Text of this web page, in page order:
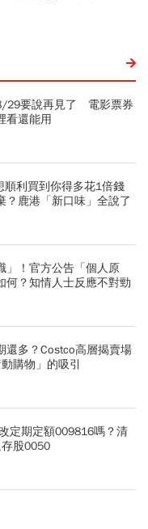
29要說再見了 電影票券
看還能用
順利買到你得多花1倍錢
？鹿港「新口味」全說了
」！官方公告「個人原
？知情人士反應不對勁
還多？Costco高層揭賣場
購物」的吸引
定期定額009816嗎？清
股0050